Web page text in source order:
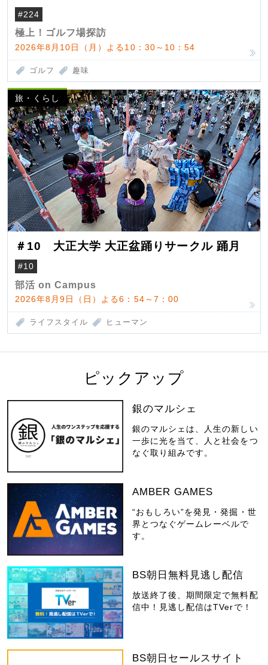
#224
極上！ゴルフ場探訪
2026年8月10日（月）よる10：30～10：54
ゴルフ 趣味
旅・くらし
＃10 大正大学 大正盆踊りサークル 踊月
#10
部活 on Campus
2026年8月9日（日）よる6：54～7：00
ライフスタイル ヒューマン
ピックアップ
銀のマルシェ
銀のマルシェは、人生の新しい
一歩に光を当て、人と社会をつ
なぐ取り組みです。
AMBER GAMES
“おもしろい”を発見・発掘・世
界とつなぐゲームレーベルで
す。
BS朝日無料見逃し配信
放送終了後、期間限定で無料配
信中！見逃し配信はTVerで！
BS朝日セールスサイト